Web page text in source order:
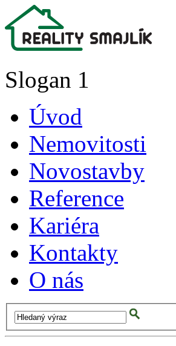
Slogan 1
Úvod
Nemovitosti
Novostavby
Reference
Kariéra
Kontakty
O nás